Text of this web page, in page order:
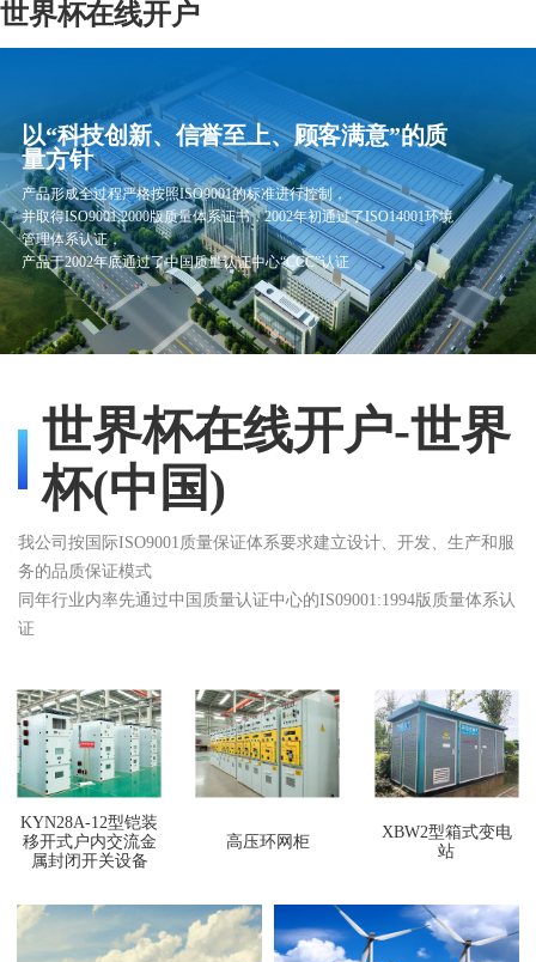
世界杯在线开户
以“科技创新、信誉至上、顾客满意”的质
量方针
产品形成全过程严格按照ISO9001的标准进行控制，
并取得ISO9001:2000版质量体系证书，2002年初通过了ISO14001环境
管理体系认证，
产品于2002年底通过了中国质量认证中心“CCC”认证
世界杯在线开户-世界
杯(中国)
我公司按国际ISO9001质量保证体系要求建立设计、开发、生产和服
务的品质保证模式
同年行业内率先通过中国质量认证中心的IS09001:1994版质量体系认
证
KYN28A-12型铠装
移开式户内交流金
属封闭开关设备
高压环网柜
XBW2型箱式变电
站